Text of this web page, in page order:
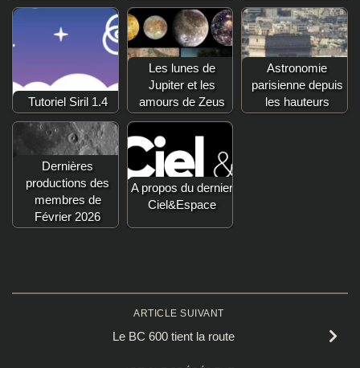
Tutoriel Siril 1.4
Les lunes de
Jupiter et les
amours de Zeus
Astronomie
parisienne depuis
les hauteurs
Dernières
productions des
membres de
Février 2026
A propos du dernier
Ciel&Espace
ARTICLE SUIVANT
Le BC 600 tient la route